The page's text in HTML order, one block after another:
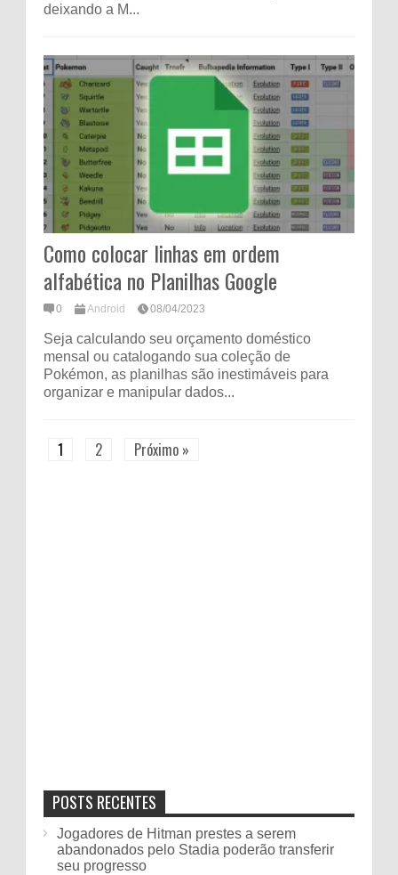
deixando a M...
Como colocar linhas em ordem
alfabética no Planilhas Google
0 Android 08/04/2023
Seja calculando seu orçamento doméstico
mensal ou catalogando sua coleção de
Pokémon, as planilhas são inestimáveis ​​para
organizar e manipular dados...
1 2 Próximo »
POSTS RECENTES
Jogadores de Hitman prestes a serem
abandonados pelo Stadia poderão transferir
seu progresso